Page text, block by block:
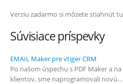
Verziu zadarmo si môzete stiahnút
Súvisiace príspevky
EMAIL Maker pre vtiger CRM
Po našom úspechu s PDF Maker a
klientov, sme naprogramovali novú…